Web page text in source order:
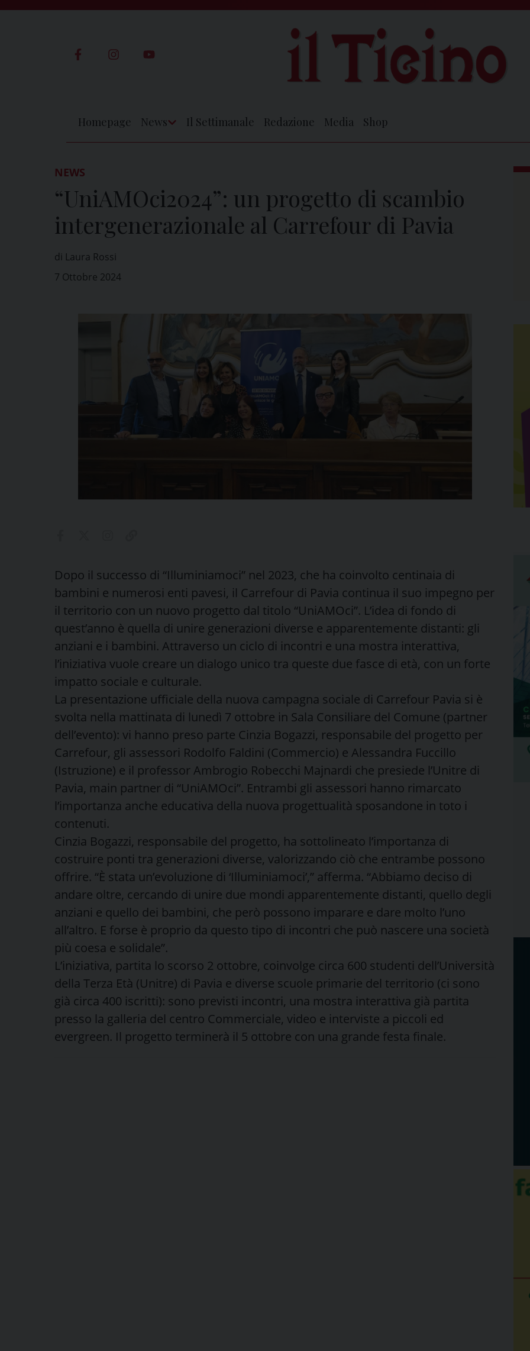
Homepage News Il Settimanale Redazione Media Shop
NEWS
“UniAMOci2024”: un progetto di scambio
intergenerazionale al Carrefour di Pavia
di Laura Rossi
7 Ottobre 2024
Dopo il successo di “Illuminiamoci” nel 2023, che ha coinvolto centinaia di
bambini e numerosi enti pavesi, il Carrefour di Pavia continua il suo impegno per
il territorio con un nuovo progetto dal titolo “UniAMOci”. L’idea di fondo di
quest’anno è quella di unire generazioni diverse e apparentemente distanti: gli
anziani e i bambini. Attraverso un ciclo di incontri e una mostra interattiva,
l’iniziativa vuole creare un dialogo unico tra queste due fasce di età, con un forte
impatto sociale e culturale.
La presentazione ufficiale della nuova campagna sociale di Carrefour Pavia si è
svolta nella mattinata di lunedì 7 ottobre in Sala Consiliare del Comune (partner
dell’evento): vi hanno preso parte Cinzia Bogazzi, responsabile del progetto per
Carrefour, gli assessori Rodolfo Faldini (Commercio) e Alessandra Fuccillo
(Istruzione) e il professor Ambrogio Robecchi Majnardi che presiede l’Unitre di
Pavia, main partner di “UniAMOci”. Entrambi gli assessori hanno rimarcato
l’importanza anche educativa della nuova progettualità sposandone in toto i
contenuti.
Cinzia Bogazzi, responsabile del progetto, ha sottolineato l’importanza di
costruire ponti tra generazioni diverse, valorizzando ciò che entrambe possono
offrire. “È stata un’evoluzione di ‘Illuminiamoci’,” afferma. “Abbiamo deciso di
andare oltre, cercando di unire due mondi apparentemente distanti, quello degli
anziani e quello dei bambini, che però possono imparare e dare molto l’uno
all’altro. E forse è proprio da questo tipo di incontri che può nascere una società
più coesa e solidale”.
L’iniziativa, partita lo scorso 2 ottobre, coinvolge circa 600 studenti dell’Università
della Terza Età (Unitre) di Pavia e diverse scuole primarie del territorio (ci sono
già circa 400 iscritti): sono previsti incontri, una mostra interattiva già partita
presso la galleria del centro Commerciale, video e interviste a piccoli ed
evergreen. Il progetto terminerà il 5 ottobre con una grande festa finale.